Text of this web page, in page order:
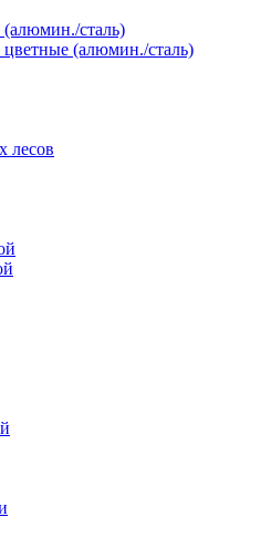
сталь)
(алюмин./сталь)
лесов